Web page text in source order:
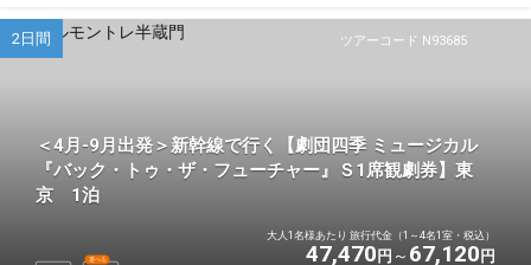
ツアーコード N93685
2日間
＜4月-9月出発＞新幹線で行く【劇団四季 ミュージカル
『バック・トゥ・ザ・フューチャー』Ｓ1席観劇券】東
京 1泊
選べる
大人1名様あたり 旅行代金（1～4名1室・税込）
47,470 円 67,120 円